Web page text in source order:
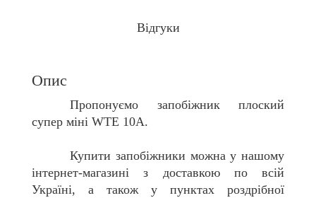
Відгуки
Опис
Пропонуємо запобіжник плоский
супер міні WTE 10A.
Купити запобіжники можна у нашому
інтернет-магазині з доставкою по всій
Україні, а також у пунктах роздрібної